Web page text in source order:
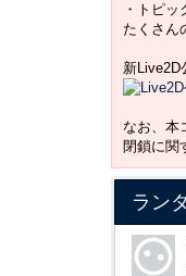
・トピ
たくさん
新Live2D
なお、本
閉鎖に関
ラン